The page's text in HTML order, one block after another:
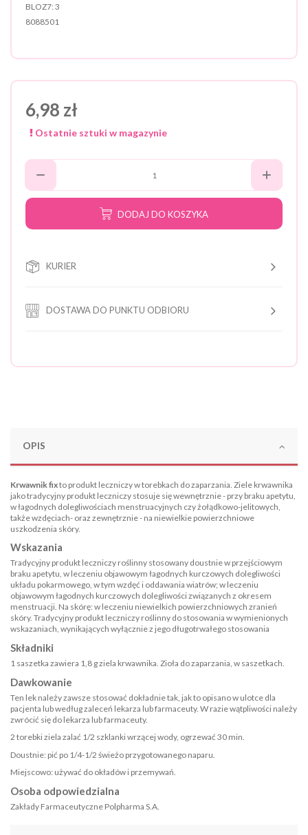
BLOZ7: 3
8088501
6,98 zł
Ostatnie sztuki w magazynie
DODAJ DO KOSZYKA
KURIER
DOSTAWA DO PUNKTU ODBIORU
OPIS
Krwawnik fixto produkt leczniczy w torebkach do zaparzania. Ziele krwawnika
jako tradycyjny produkt leczniczy stosuje się wewnętrznie - przy braku apetytu,
w łagodnych dolegliwościach menstruacyjnych czy żołądkowo-jelitowych,
także wzdęciach- oraz zewnętrznie - na niewielkie powierzchniowe
uszkodzenia skóry.
Wskazania
Tradycyjny produkt leczniczy roślinny stosowany doustnie w przejściowym
braku apetytu, w leczeniu objawowym łagodnych kurczowych dolegliwości
układu pokarmowego, w tym wzdęć i oddawania wiatrów; w leczeniu
objawowym łagodnych kurczowych dolegliwości związanych z okresem
menstruacji. Na skórę: w leczeniu niewielkich powierzchniowych zranień
skóry. Tradycyjny produkt leczniczy roślinny do stosowania w wymienionych
wskazaniach, wynikających wyłącznie z jego długotrwałego stosowania
Składniki
1 saszetka zawiera 1,8 g ziela krwawnika. Zioła do zaparzania, w saszetkach.
Dawkowanie
Ten lek należy zawsze stosować dokładnie tak, jak to opisano w ulotce dla
pacjenta lub według zaleceń lekarza lub farmaceuty. W razie wątpliwości należy
zwrócić się do lekarza lub farmaceuty.
2 torebki ziela zalać 1/2 szklanki wrzącej wody, ogrzewać 30 min.
Doustnie: pić po 1/4-1/2 świeżo przygotowanego naparu.
Miejscowo: używać do okładów i przemywań.
Osoba odpowiedzialna
Zakłady Farmaceutyczne Polpharma S.A.